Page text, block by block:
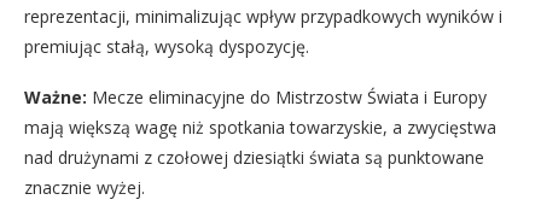
reprezentacji, minimalizując wpływ przypadkowych wyników i
premiując stałą, wysoką dyspozycję.
Ważne: Mecze eliminacyjne do Mistrzostw Świata i Europy
mają większą wagę niż spotkania towarzyskie, a zwycięstwa
nad drużynami z czołowej dziesiątki świata są punktowane
znacznie wyżej.